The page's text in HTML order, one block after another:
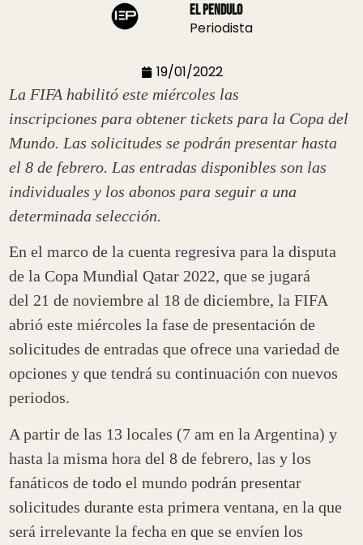
El Pendulo
Periodista
19/01/2022
La FIFA habilitó este miércoles las
inscripciones para obtener tickets para la Copa del
Mundo. Las solicitudes se podrán presentar hasta
el 8 de febrero. Las entradas disponibles son las
individuales y los abonos para seguir a una
determinada selección.
En el marco de la cuenta regresiva para la disputa
de la Copa Mundial Qatar 2022, que se jugará
del 21 de noviembre al 18 de diciembre, la FIFA
abrió este miércoles la fase de presentación de
solicitudes de entradas que ofrece una variedad de
opciones y que tendrá su continuación con nuevos
periodos.
A partir de las 13 locales (7 am en la Argentina) y
hasta la misma hora del 8 de febrero, las y los
fanáticos de todo el mundo podrán presentar
solicitudes durante esta primera ventana, en la que
será irrelevante la fecha en que se envíen los